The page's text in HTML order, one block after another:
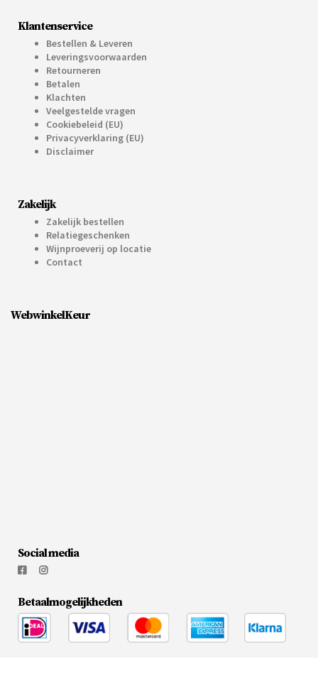
Klantenservice
Bestellen & Leveren
Leveringsvoorwaarden
Retourneren
Betalen
Klachten
Veelgestelde vragen
Cookiebeleid (EU)
Privacyverklaring (EU)
Disclaimer
Zakelijk
Zakelijk bestellen
Relatiegeschenken
Wijnproeverij op locatie
Contact
WebwinkelKeur
Social media
Betaalmogelijkheden